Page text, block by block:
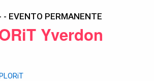
- EVENTO PERMANENTE
Yverdon